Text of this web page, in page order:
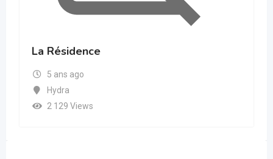
La Résidence
5 ans ago
Hydra
2 129 Views